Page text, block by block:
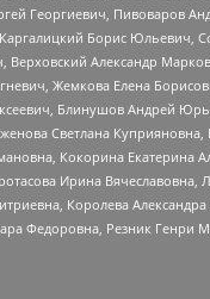
Георгиевич, Пивоваров
Борис Юльевич,
Александр
Жемкова Елена
Блинушов Андрей
Светлана
Кокорина Екатерина
Ирина Вячеславовна,
Королева
Федоровна, Резник Генри